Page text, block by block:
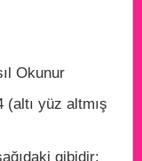
Okunur
(altı yüz altmış
gibidir: